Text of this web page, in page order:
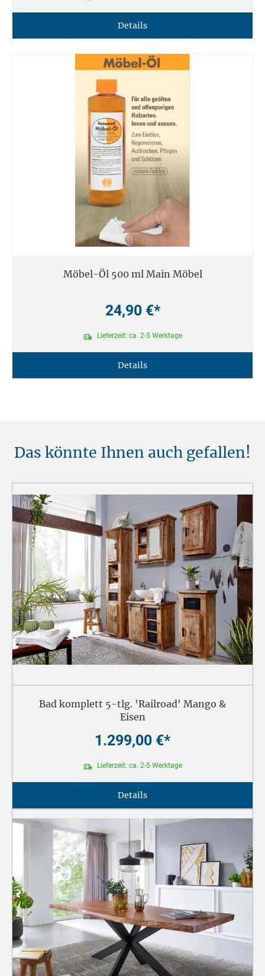
Details
Möbel-Öl 500 ml Main Möbel
24,90 €*
Lieferzeit: ca. 2-5 Werktage
Details
Das könnte Ihnen auch gefallen!
Bad komplett 5-tlg. 'Railroad' Mango &
Eisen
1.299,00 €*
Lieferzeit: ca. 2-5 Werktage
Details